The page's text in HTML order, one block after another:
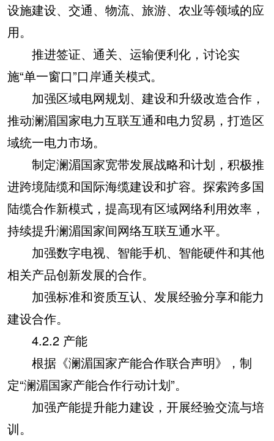
设施建设、交通、物流、旅游、农业等领域的应
用。
推进签证、通关、运输便利化，讨论实
施“单一窗口”口岸通关模式。
加强区域电网规划、建设和升级改造合作，
推动澜湄国家电力互联互通和电力贸易，打造区
域统一电力市场。
制定澜湄国家宽带发展战略和计划，积极推
进跨境陆缆和国际海缆建设和扩容。探索跨多国
陆缆合作新模式，提高现有区域网络利用效率，
持续提升澜湄国家间网络互联互通水平。
加强数字电视、智能手机、智能硬件和其他
相关产品创新发展的合作。
加强标准和资质互认、发展经验分享和能力
建设合作。
4.2.2 产能
根据《澜湄国家产能合作联合声明》，制
定“澜湄国家产能合作行动计划”。
加强产能提升能力建设，开展经验交流与培
训。